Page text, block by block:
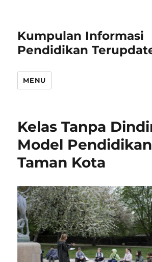
Kumpulan Informasi
Pendidikan
MENU
Kelas Tanpa
Model
Taman Kota